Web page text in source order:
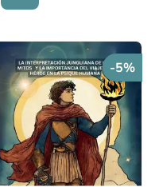
-5%